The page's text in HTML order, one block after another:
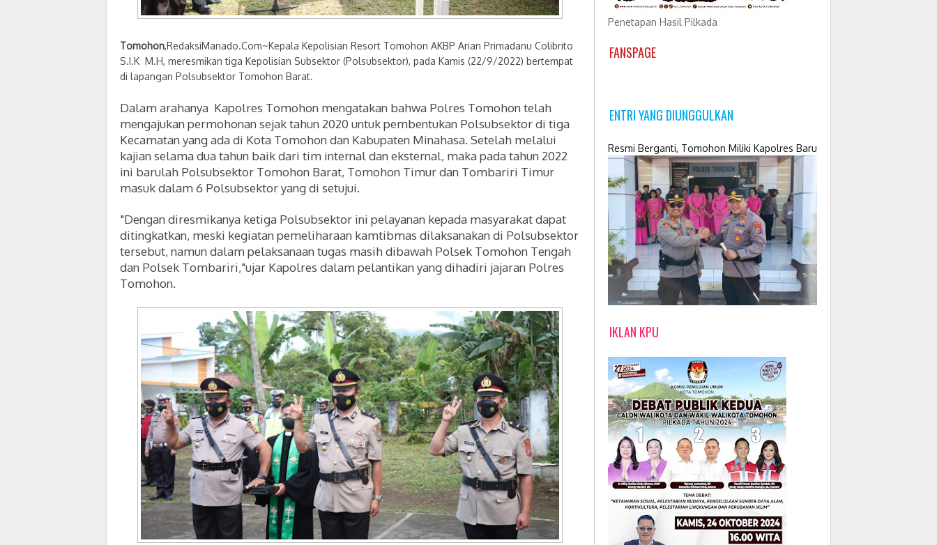
Tomohon,RedaksiManado.Com~Kepala Kepolisian Resort Tomohon AKBP Arian Primadanu Colibrito
S.I.K M.H, meresmikan tiga Kepolisian Subsektor (Polsubsektor), pada Kamis (22/9/2022) bertempat
di lapangan Polsubsektor Tomohon Barat.
Dalam arahanya Kapolres Tomohon mengatakan bahwa Polres Tomohon telah
mengajukan permohonan sejak tahun 2020 untuk pembentukan Polsubsektor di tiga
Kecamatan yang ada di Kota Tomohon dan Kabupaten Minahasa. Setelah melalui
kajian selama dua tahun baik dari tim internal dan eksternal, maka pada tahun 2022
ini barulah Polsubsektor Tomohon Barat, Tomohon Timur dan Tombariri Timur
masuk dalam 6 Polsubsektor yang di setujui.
"Dengan diresmikanya ketiga Polsubsektor ini pelayanan kepada masyarakat dapat
ditingkatkan, meski kegiatan pemeliharaan kamtibmas dilaksanakan di Polsubsektor
tersebut, namun dalam pelaksanaan tugas masih dibawah Polsek Tomohon Tengah
dan Polsek Tombariri,"ujar Kapolres dalam pelantikan yang dihadiri jajaran Polres
Tomohon.
Penetapan Hasil Pilkada
FANSPAGE
ENTRI YANG DIUNGGULKAN
Resmi Berganti, Tomohon Miliki Kapolres Baru
IKLAN KPU